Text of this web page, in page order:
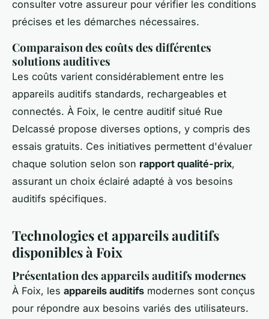
consulter votre assureur pour vérifier les conditions
précises et les démarches nécessaires.
Comparaison des coûts des différentes
solutions auditives
Les coûts varient considérablement entre les
appareils auditifs standards, rechargeables et
connectés. À Foix, le centre auditif situé Rue
Delcassé propose diverses options, y compris des
essais gratuits. Ces initiatives permettent d'évaluer
chaque solution selon son rapport qualité-prix,
assurant un choix éclairé adapté à vos besoins
auditifs spécifiques.
Technologies et appareils auditifs
disponibles à Foix
Présentation des appareils auditifs modernes
À Foix, les appareils auditifs modernes sont conçus
pour répondre aux besoins variés des utilisateurs.